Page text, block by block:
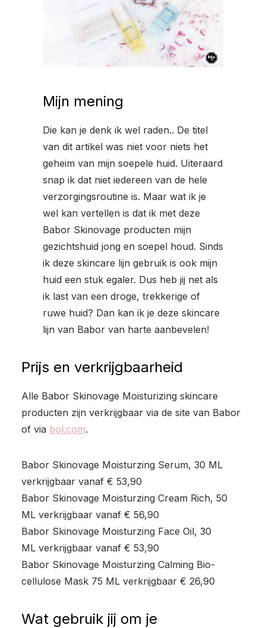
Mijn mening
Die kan je denk ik wel raden.. De titel
van dit artikel was niet voor niets het
geheim van mijn soepele huid. Uiteraard
snap ik dat niet iedereen van de hele
verzorgingsroutine is. Maar wat ik je
wel kan vertellen is dat ik met deze
Babor Skinovage producten mijn
gezichtshuid jong en soepel houd. Sinds
ik deze skincare lijn gebruik is ook mijn
huid een stuk egaler. Dus heb jij net als
ik last van een droge, trekkerige of
ruwe huid? Dan kan ik je deze skincare
lijn van Babor van harte aanbevelen!
Prijs en verkrijgbaarheid
Alle Babor Skinovage Moisturizing skincare
producten zijn verkrijgbaar via de site van Babor
of via bol.com.
Babor Skinovage Moisturzing Serum, 30 ML
verkrijgbaar vanaf € 53,90
Babor Skinovage Moisturzing Cream Rich, 50
ML verkrijgbaar vanaf € 56,90
Babor Skinovage Moisturzing Face Oil, 30
ML verkrijgbaar vanaf € 53,90
Babor Skinovage Moisturzing Calming Bio-
cellulose Mask 75 ML verkrijgbaar € 26,90
Wat gebruik jij om je